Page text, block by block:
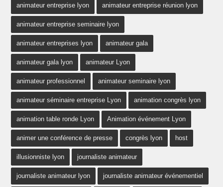
animateur entreprise lyon animateur entreprise réunion lyon
animateur entreprise seminaire lyon
animateur entreprises lyon animateur gala
animateur gala lyon animateur Lyon
animateur professionnel animateur seminaire lyon
animateur séminaire entreprise Lyon animation congrès lyon
animation table ronde Lyon Animation événement Lyon
animer une conférence de presse congrès lyon host
illusionniste lyon journaliste animateur
journaliste animateur lyon journaliste animateur événementiel